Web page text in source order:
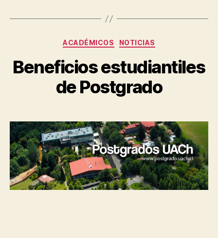
ACADÉMICOS NOTICIAS
Beneficios estudiantiles
de Postgrado